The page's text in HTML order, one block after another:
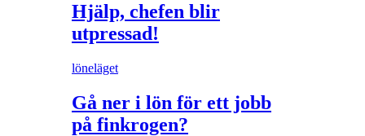
Hjälp, chefen blir
utpressad!
löneläget
Gå ner i lön för ett jobb
på finkrogen?